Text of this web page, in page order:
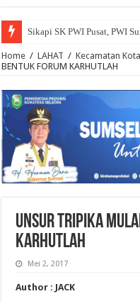
Sikapi SK PWI Pusat, PWI
Home / LAHAT / Kecamatan
BENTUK FORUM KARHUTLAH
UNSUR TRIPIKA
KARHUTLAH
Mei 2, 2017
Author : JACK